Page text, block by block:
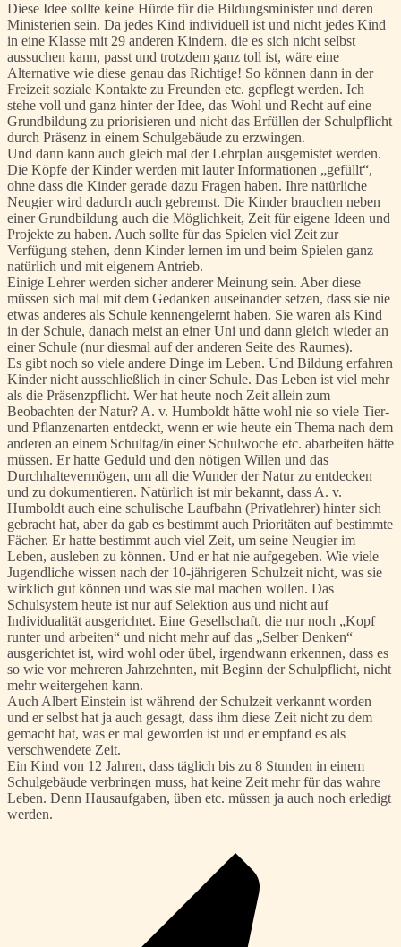
Diese Idee sollte keine Hürde für die Bildungsminister und deren
Ministerien sein. Da jedes Kind individuell ist und nicht jedes Kind
in eine Klasse mit 29 anderen Kindern, die es sich nicht selbst
aussuchen kann, passt und trotzdem ganz toll ist, wäre eine
Alternative wie diese genau das Richtige! So können dann in der
Freizeit soziale Kontakte zu Freunden etc. gepflegt werden. Ich
stehe voll und ganz hinter der Idee, das Wohl und Recht auf eine
Grundbildung zu priorisieren und nicht das Erfüllen der Schulpflicht
durch Präsenz in einem Schulgebäude zu erzwingen.
Und dann kann auch gleich mal der Lehrplan ausgemistet werden.
Die Köpfe der Kinder werden mit lauter Informationen „gefüllt“,
ohne dass die Kinder gerade dazu Fragen haben. Ihre natürliche
Neugier wird dadurch auch gebremst. Die Kinder brauchen neben
einer Grundbildung auch die Möglichkeit, Zeit für eigene Ideen und
Projekte zu haben. Auch sollte für das Spielen viel Zeit zur
Verfügung stehen, denn Kinder lernen im und beim Spielen ganz
natürlich und mit eigenem Antrieb.
Einige Lehrer werden sicher anderer Meinung sein. Aber diese
müssen sich mal mit dem Gedanken auseinander setzen, dass sie nie
etwas anderes als Schule kennengelernt haben. Sie waren als Kind
in der Schule, danach meist an einer Uni und dann gleich wieder an
einer Schule (nur diesmal auf der anderen Seite des Raumes).
Es gibt noch so viele andere Dinge im Leben. Und Bildung erfahren
Kinder nicht ausschließlich in einer Schule. Das Leben ist viel mehr
als die Präsenzpflicht. Wer hat heute noch Zeit allein zum
Beobachten der Natur? A. v. Humboldt hätte wohl nie so viele Tier-
und Pflanzenarten entdeckt, wenn er wie heute ein Thema nach dem
anderen an einem Schultag/in einer Schulwoche etc. abarbeiten hätte
müssen. Er hatte Geduld und den nötigen Willen und das
Durchhaltevermögen, um all die Wunder der Natur zu entdecken
und zu dokumentieren. Natürlich ist mir bekannt, dass A. v.
Humboldt auch eine schulische Laufbahn (Privatlehrer) hinter sich
gebracht hat, aber da gab es bestimmt auch Prioritäten auf bestimmte
Fächer. Er hatte bestimmt auch viel Zeit, um seine Neugier im
Leben, ausleben zu können. Und er hat nie aufgegeben. Wie viele
Jugendliche wissen nach der 10-jährigeren Schulzeit nicht, was sie
wirklich gut können und was sie mal machen wollen. Das
Schulsystem heute ist nur auf Selektion aus und nicht auf
Individualität ausgerichtet. Eine Gesellschaft, die nur noch „Kopf
runter und arbeiten“ und nicht mehr auf das „Selber Denken“
ausgerichtet ist, wird wohl oder übel, irgendwann erkennen, dass es
so wie vor mehreren Jahrzehnten, mit Beginn der Schulpflicht, nicht
mehr weitergehen kann.
Auch Albert Einstein ist während der Schulzeit verkannt worden
und er selbst hat ja auch gesagt, dass ihm diese Zeit nicht zu dem
gemacht hat, was er mal geworden ist und er empfand es als
verschwendete Zeit.
Ein Kind von 12 Jahren, dass täglich bis zu 8 Stunden in einem
Schulgebäude verbringen muss, hat keine Zeit mehr für das wahre
Leben. Denn Hausaufgaben, üben etc. müssen ja auch noch erledigt
werden.